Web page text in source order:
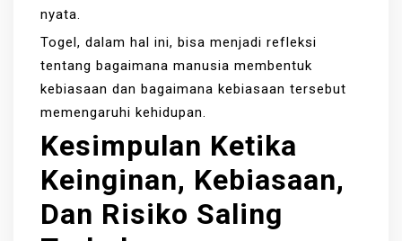
nyata.
Togel, dalam hal ini, bisa menjadi refleksi
tentang bagaimana manusia membentuk
kebiasaan dan bagaimana kebiasaan tersebut
memengaruhi kehidupan.
Kesimpulan Ketika
Keinginan, Kebiasaan,
Dan Risiko Saling